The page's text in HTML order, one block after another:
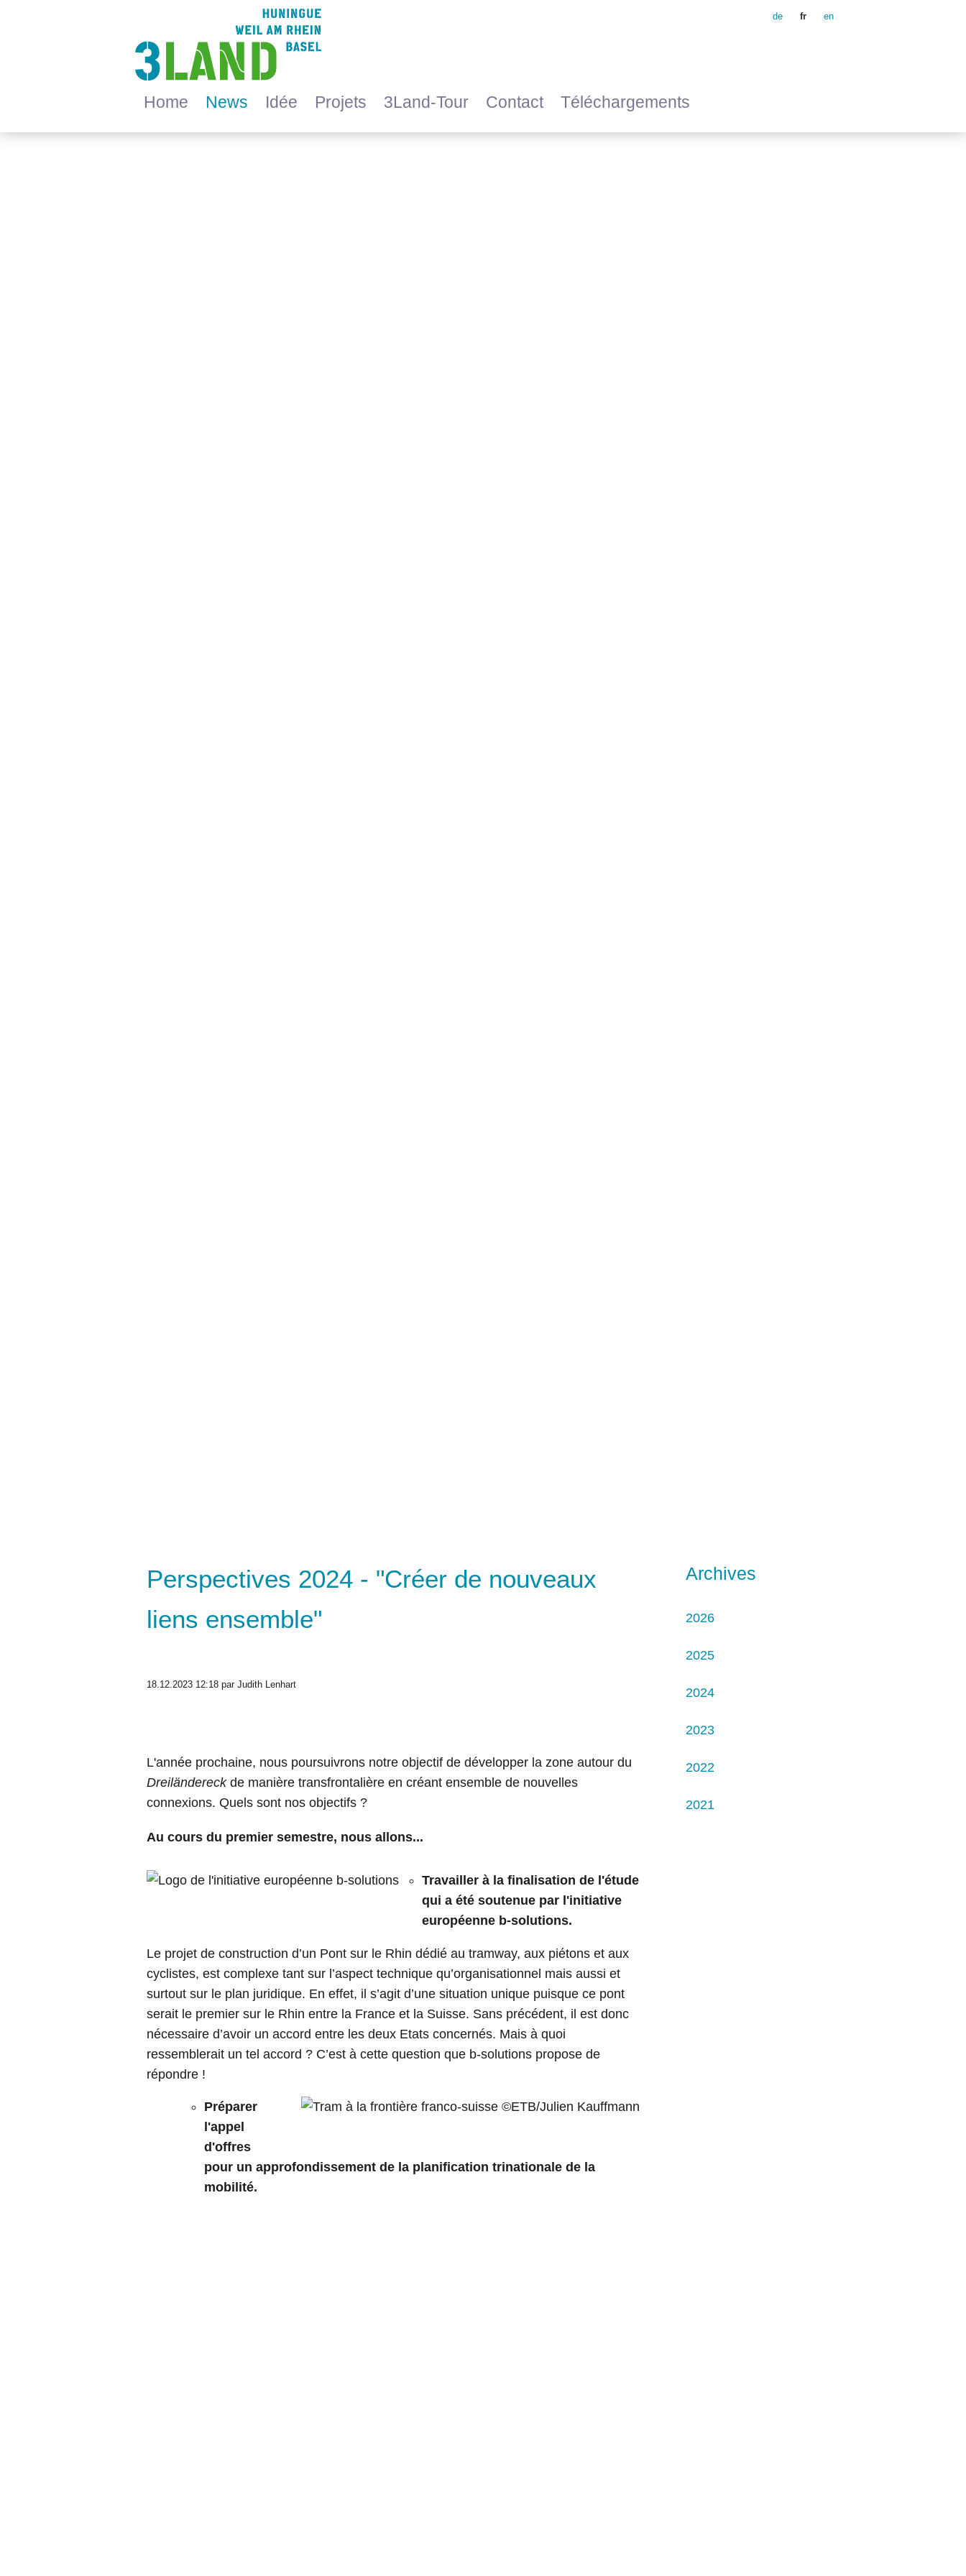
Home News Idée Projets 3Land-Tour Contact Téléchargements
de fr en
Perspectives 2024 - "Créer de nouveaux
liens ensemble"
18.12.2023 12:18 par Judith Lenhart
L'année prochaine, nous poursuivrons notre objectif de développer la zone autour du
Dreiländereckde manière transfrontalière en créant ensemble de nouvelles
connexions. Quels sont nos objectifs ?
Au cours du premier semestre, nous allons...
Travailler à la finalisation de l'étude
qui a été soutenue par l'initiative
européenne b-solutions.
Le projet de construction d’un Pont sur le Rhin dédié au tramway, aux piétons et aux
cyclistes, est complexe tant sur l’aspect technique qu’organisationnel mais aussi et
surtout sur le plan juridique. En effet, il s’agit d’une situation unique puisque ce pont
serait le premier sur le Rhin entre la France et la Suisse. Sans précédent, il est donc
nécessaire d’avoir un accord entre les deux Etats concernés. Mais à quoi
ressemblerait un tel accord ? C’est à cette question que b-solutions propose de
répondre !
Préparer
l'appel
d'offres
pour un approfondissement de la planification trinationale de la
mobilité.
Archives
2026
2025
2024
2023
2022
2021